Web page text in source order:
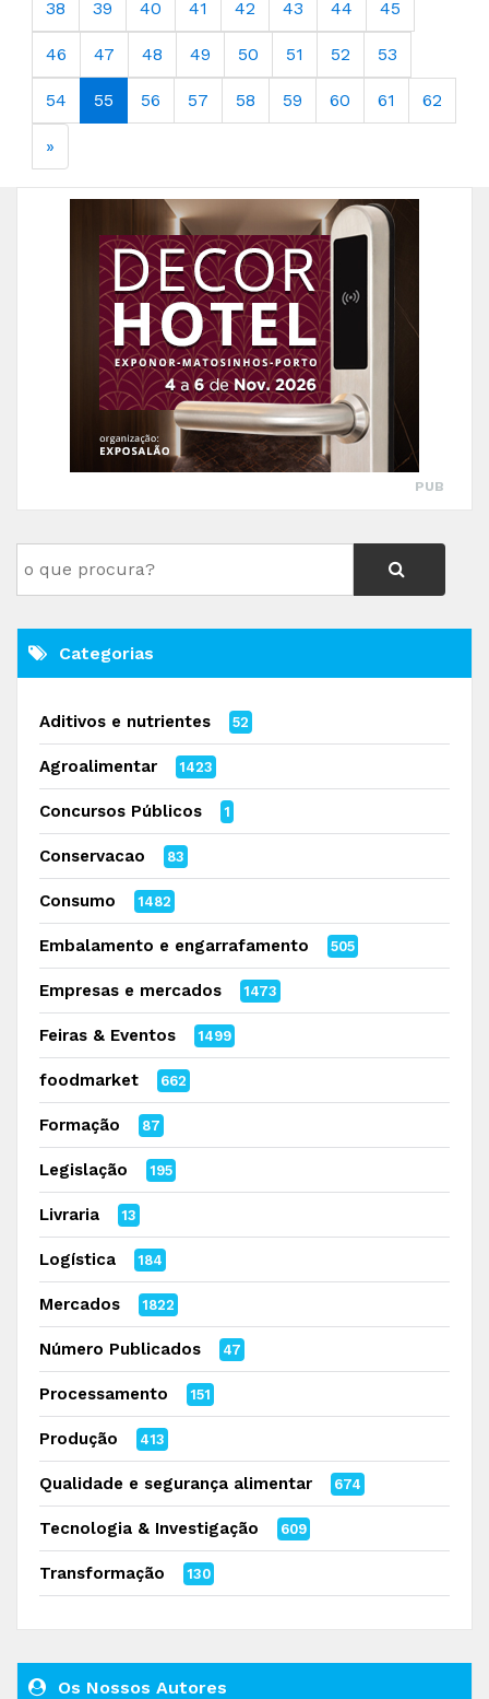
38 39 40 41 42 43 44 45
46 47 48 49 50 51 52 53
54 55 56 57 58 59 60 61 62
»
PUB
Categorias
Aditivos e nutrientes 52
Agroalimentar 1423
Concursos Públicos 1
Conservacao 83
Consumo 1482
Embalamento e engarrafamento 505
Empresas e mercados 1473
Feiras & Eventos 1499
foodmarket 662
Formação 87
Legislação 195
Livraria 13
Logística 184
Mercados 1822
Número Publicados 47
Processamento 151
Produção 413
Qualidade e segurança alimentar 674
Tecnologia & Investigação 609
Transformação 130
Os Nossos Autores